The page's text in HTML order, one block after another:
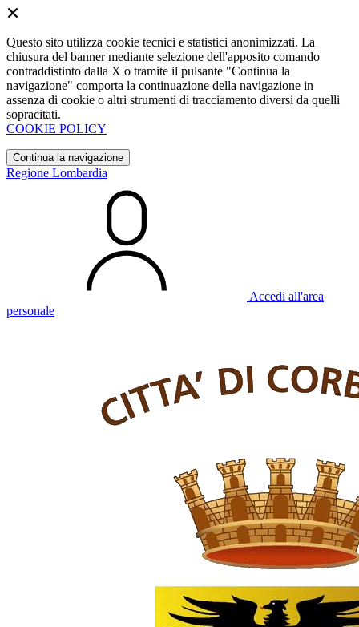
Questo sito utilizza cookie tecnici e statistici anonimizzati. La
chiusura del banner mediante selezione dell'apposito comando
contraddistinto dalla X o tramite il pulsante "Continua la
navigazione" comporta la continuazione della navigazione in
assenza di cookie o altri strumenti di tracciamento diversi da quelli
sopracitati.
COOKIE POLICY
Continua la navigazione
Regione Lombardia
Accedi all'area
personale